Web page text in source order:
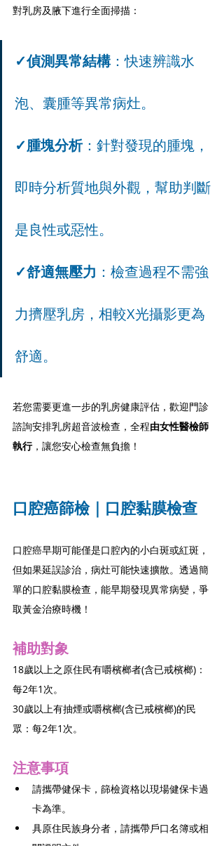
對乳房及腋下進行全面掃描：
✓偵測異常結構：快速辨識水
泡、囊腫等異常病灶。
✓腫塊分析：針對發現的腫塊，
即時分析質地與外觀，幫助判斷
是良性或惡性。
✓舒適無壓力 ：檢查過程不需強
力擠壓乳房，相較X光攝影更為
舒適。
若您需要更進一步的乳房健康評估，歡迎門診
諮詢安排乳房超音波檢查，全程由女性醫檢師
執行，讓您安心檢查無負擔！
口腔癌篩檢｜口腔黏膜檢查
口腔癌早期可能僅是口腔內的小白斑或紅斑，
但如果延誤診治，病灶可能快速擴散。透過簡
單的口腔黏膜檢查，能早期發現異常病變，爭
取黃金治療時機！
補助對象
18歲以上之原住民有嚼檳榔者(含已戒檳榔)：
每2年1次。
30歲以上有抽煙或嚼檳榔(含已戒檳榔)的民
眾：每2年1次。
注意事項
請攜帶健保卡，篩檢資格以現場健保卡過
卡為準。
具原住民族身分者，請攜帶戶口名簿或相